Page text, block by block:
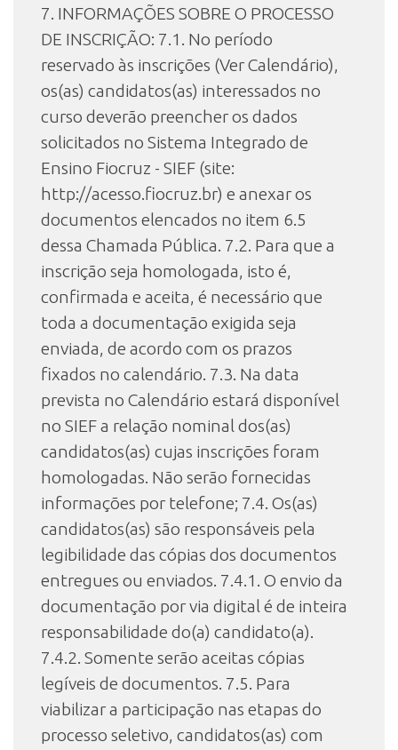
7. INFORMAÇÕES SOBRE O PROCESSO
DE INSCRIÇÃO: 7.1. No período
reservado às inscrições (Ver Calendário),
os(as) candidatos(as) interessados no
curso deverão preencher os dados
solicitados no Sistema Integrado de
Ensino Fiocruz - SIEF (site:
http://acesso.fiocruz.br) e anexar os
documentos elencados no item 6.5
dessa Chamada Pública. 7.2. Para que a
inscrição seja homologada, isto é,
confirmada e aceita, é necessário que
toda a documentação exigida seja
enviada, de acordo com os prazos
fixados no calendário. 7.3. Na data
prevista no Calendário estará disponível
no SIEF a relação nominal dos(as)
candidatos(as) cujas inscrições foram
homologadas. Não serão fornecidas
informações por telefone; 7.4. Os(as)
candidatos(as) são responsáveis pela
legibilidade das cópias dos documentos
entregues ou enviados. 7.4.1. O envio da
documentação por via digital é de inteira
responsabilidade do(a) candidato(a).
7.4.2. Somente serão aceitas cópias
legíveis de documentos. 7.5. Para
viabilizar a participação nas etapas do
processo seletivo, candidatos(as) com